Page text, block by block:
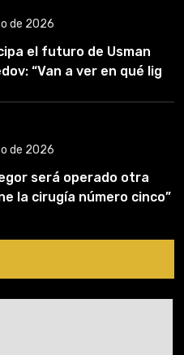
de 2026
el futuro de Usman
“Van a ver en qué liga
de 2026
será operado otra
la cirugía número cinco”